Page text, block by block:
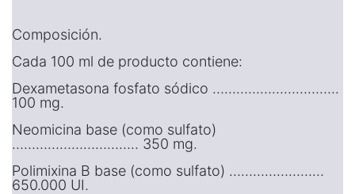
Composición.
Cada 100 ml de producto contiene:
Dexametasona fosfato sódico …………………………..
100 mg.
Neomicina base (como sulfato)
………………………….. 350 mg.
Polimixina B base (como sulfato) ……………………
650.000 UI.